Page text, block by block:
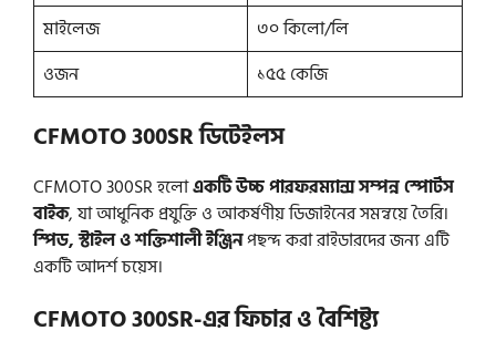
মাইলেজ
৩০ কিলো/লি
ওজন
১৫৫ কেজি
CFMOTO 300SRডিটেইলস
CFMOTO 300SR হলোএকটি উচ্চ পারফরম্যান্স সম্পন্ন স্পোর্টস
বাইক, যা আধুনিক প্রযুক্তি ও আকর্ষণীয় ডিজাইনের সমন্বয়ে তৈরি।
স্পিড, স্টাইল ও শক্তিশালী ইঞ্জিনপছন্দ করা রাইডারদের জন্য এটি
একটি আদর্শ চয়েস।
CFMOTO 300SR-এর ফিচার ও বৈশিষ্ট্য